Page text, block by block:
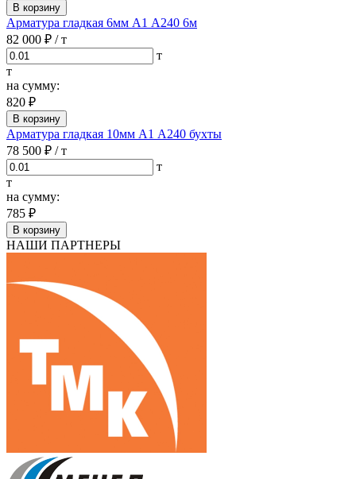
В корзину
Арматура гладкая 6мм А1 А240 6м
82 000 ₽ / т
т
т
на сумму:
820 ₽
В корзину
Арматура гладкая 10мм А1 А240 бухты
78 500 ₽ / т
т
т
на сумму:
785 ₽
В корзину
НАШИ ПАРТНЕРЫ